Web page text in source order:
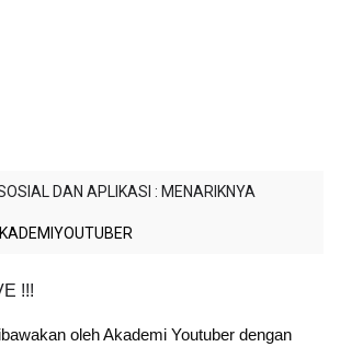
DAN APLIKASI : MENARIKNYA
!!!
oleh Akademi Youtuber dengan